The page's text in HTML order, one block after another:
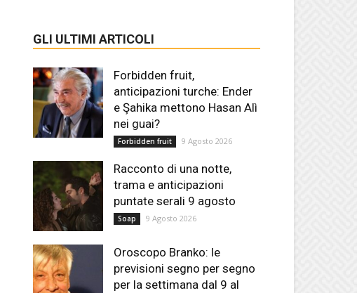
GLI ULTIMI ARTICOLI
Forbidden fruit,
anticipazioni turche: Ender
e Şahika mettono Hasan Alì
nei guai?
Forbidden fruit 9 Agosto 2026
Racconto di una notte,
trama e anticipazioni
puntate serali 9 agosto
Soap 9 Agosto 2026
Oroscopo Branko: le
previsioni segno per segno
per la settimana dal 9 al